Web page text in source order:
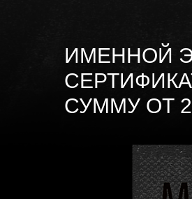
ИМЕННОЙ
СУММУ ОТ